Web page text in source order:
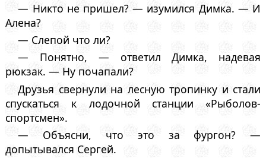
— Никто не пришел? — изумился Димка. — И
Алена?
— Слепой что ли?
— Понятно, — ответил Димка, надевая
рюкзак. — Ну почапали?
Друзья свернули на лесную тропинку и стали
спускаться к лодочной станции «Рыболов-
спортсмен».
— Объясни, что это за фургон? —
допытывался Сергей.